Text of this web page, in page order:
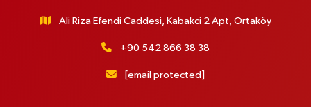
Ali Riza Efendi Caddesi, Kabakci 2 Apt, Ortaköy
+90 542 866 38 38
[email protected]